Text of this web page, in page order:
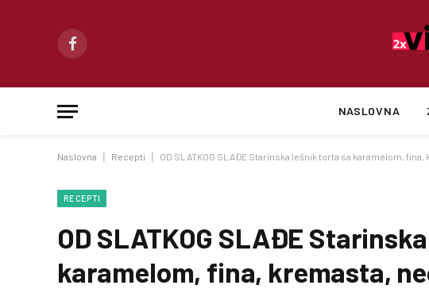
Facebook
NASLOVNA
Naslovna Recepti OD SLATKOG SLAĐE Starinska lešnik torta sa karamelom,
RECEPTI
OD SLATKOG SLAĐE
karamelom, fina, kremasta,